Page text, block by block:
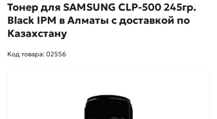
Тонер для SAMSUNG CLP-500 245гр.
Black IPM в Алматы с доставкой по
Казахстану
Код товара: 02556